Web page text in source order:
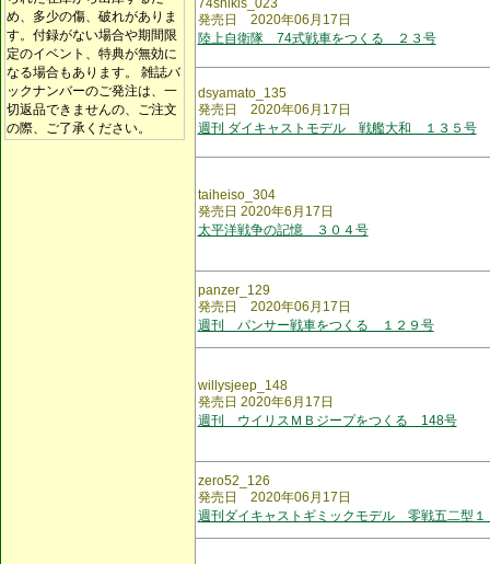
め、多少の傷、破れがありま
す。付録がない場合や期間限
定のイベント、特典が無効に
なる場合もあります。 雑誌バ
ックナンバーのご発注は、一
切返品できませんの、ご注文
の際、ご了承ください。
74shikis_023
発売日 2020年06月17日
陸上自衛隊 74式戦車をつくる ２３号
dsyamato_135
発売日 2020年06月17日
週刊 ダイキャストモデル 戦艦大和 １３５号
taiheiso_304
発売日 2020年6月17日
太平洋戦争の記憶 ３０４号
panzer_129
発売日 2020年06月17日
週刊 パンサー戦車をつくる １２９号
willysjeep_148
発売日 2020年6月17日
週刊 ウイリスＭＢジープをつくる 148号
zero52_126
発売日 2020年06月17日
週刊ダイキャストギミックモデル 零戦五二型１